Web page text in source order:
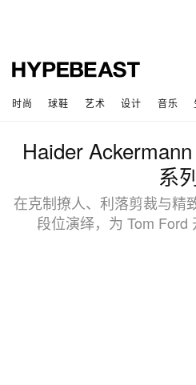
时尚 球鞋 艺术 设计 音乐
Haider
系
在克制撩人、利落剪裁与精
段位演绎，为 Tom Ford